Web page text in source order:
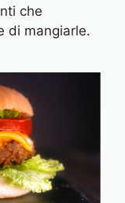
che
di mangiarle.